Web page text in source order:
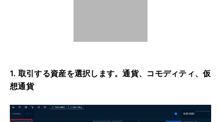
1. 取引する資産を選択します。通貨、コモディティ、仮
想通貨